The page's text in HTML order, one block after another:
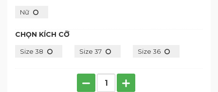
Nữ
CHỌN KÍCH CỠ
Size 38 Size 37 Size 36